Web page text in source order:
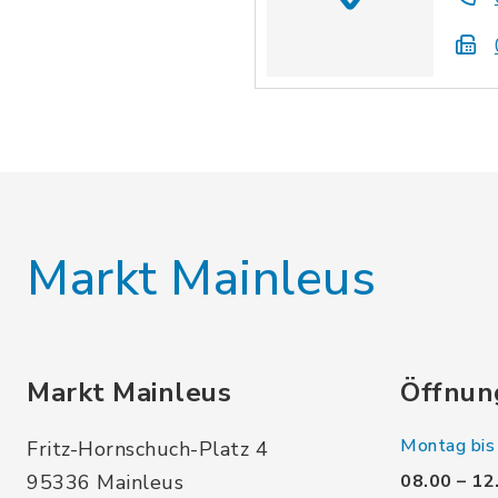
Markt Mainleus
Markt Mainleus
Fritz-Hornschuch-Platz 4
95336 Mainleus
Montag
08.00 –